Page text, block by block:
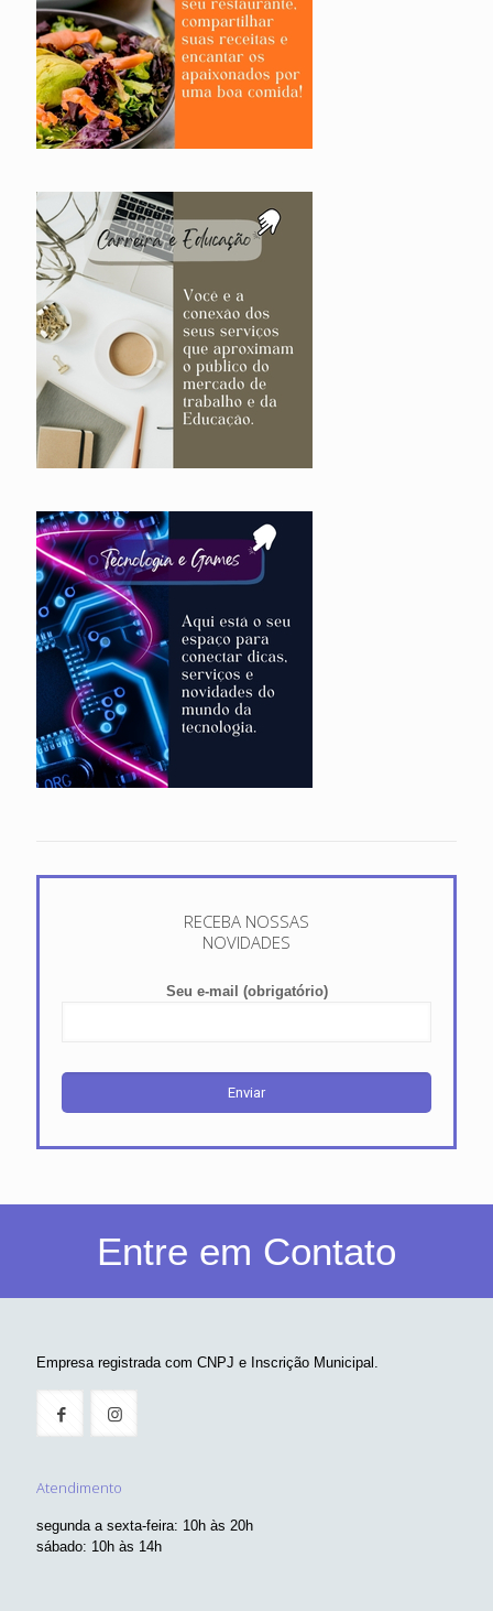
RECEBA NOSSAS
NOVIDADES
Seu e-mail (obrigatório)
Entre em Contato
Empresa registrada com CNPJ e Inscrição Municipal.
Atendimento
segunda a sexta-feira: 10h às 20h
sábado: 10h às 14h